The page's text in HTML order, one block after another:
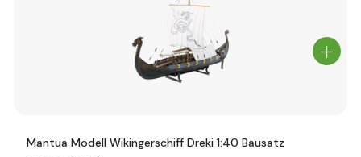
Mantua Modell Wikingerschiff Dreki 1:40 Bausatz